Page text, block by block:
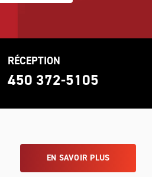
RÉCEPTION
450 372-5105
EN SAVOIR PLUS